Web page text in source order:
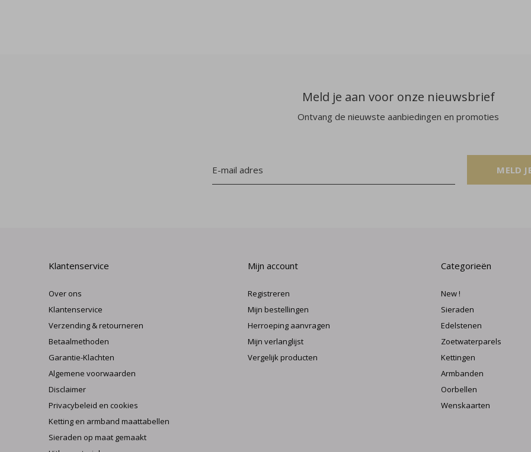
Meld je aan voor onze nieuwsbrief
Ontvang de nieuwste aanbiedingen en promoties
MELD
Klantenservice
Over ons
Klantenservice
Verzending & retourneren
Betaalmethoden
Garantie-Klachten
Algemene voorwaarden
Disclaimer
Privacybeleid en cookies
Ketting en armband maattabellen
Sieraden op maat gemaakt
Mijn account
Registreren
Mijn bestellingen
Herroeping aanvragen
Mijn verlanglijst
Vergelijk producten
Categorieën
New !
Sieraden
Edelstenen
Zoetwaterparels
Kettingen
Armbanden
Oorbellen
Wenskaarten